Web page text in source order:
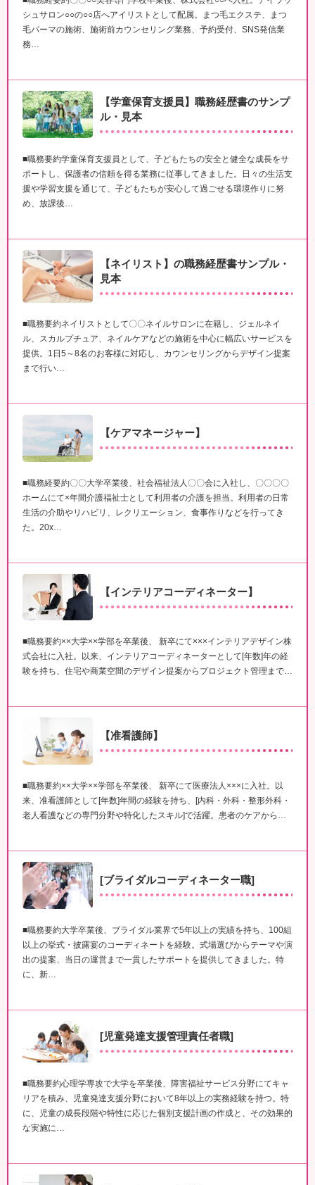
シュサロン○○の○○店へアイリストとして配属。まつ毛エクステ、まつ
毛パーマの施術、施術前カウンセリング業務、予約受付、SNS発信業
務…
【学童保育支援員】職務経歴書のサンプ
ル・見本
■職務要約学童保育支援員として、子どもたちの安全と健全な成長をサ
ポートし、保護者の信頼を得る業務に従事してきました。日々の生活支
援や学習支援を通じて、子どもたちが安心して過ごせる環境作りに努
め、放課後…
【ネイリスト】の職務経歴書サンプル・
見本
■職務要約ネイリストとして〇〇ネイルサロンに在籍し、ジェルネイ
ル、スカルプチュア、ネイルケアなどの施術を中心に幅広いサービスを
提供。1日5～8名のお客様に対応し、カウンセリングからデザイン提案
まで行い…
【ケアマネージャー】
■職務経要約〇〇大学卒業後、社会福祉法人〇〇会に入社し、〇〇〇〇
ホームにて×年間介護福祉士として利用者の介護を担当。利用者の日常
生活の介助やリハビリ、レクリエーション、食事作りなどを行ってき
た。20x…
【インテリアコーディネーター】
■職務要約××大学××学部を卒業後、 新卒にて×××インテリアデザイン株
式会社に入社。以来、インテリアコーディネーターとして[年数]年の経
験を持ち、住宅や商業空間のデザイン提案からプロジェクト管理まで…
【准看護師】
■職務要約××大学××学部を卒業後、 新卒にて医療法人×××に入社。以
来、准看護師として[年数]年間の経験を持ち、[内科・外科・整形外科・
老人看護などの専門分野や特化したスキル]で活躍。患者のケアから…
[ブライダルコーディネーター職]
■職務要約大学卒業後、ブライダル業界で5年以上の実績を持ち、100組
以上の挙式・披露宴のコーディネートを経験。式場選びからテーマや演
出の提案、当日の運営まで一貫したサポートを提供してきました。特
に、新…
[児童発達支援管理責任者職]
■職務要約心理学専攻で大学を卒業後、障害福祉サービス分野にてキャ
リアを積み、児童発達支援分野において8年以上の実務経験を持つ。特
に、児童の成長段階や特性に応じた個別支援計画の作成と、その効果的
な実施に…